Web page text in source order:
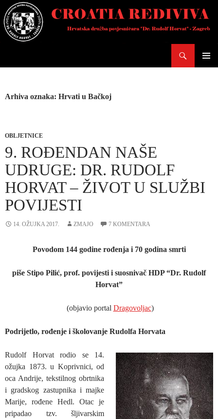
Skoči
do
sadržaja
Arhiva oznaka: Hrvati u Bačkoj
OBLJETNICE
9. ROĐENDAN NAŠE
UDRUGE: DR. RUDOLF
HORVAT – ŽIVOT U SLUŽBI
POVIJESTI
14. OŽUJKA 2017. ZMAJO 7 KOMENTARA
Povodom 144 godine rođenja i 70 godina smrti
piše Stipo Pilić, prof. povijesti i suosnivač HDP “Dr. Rudolf
Horvat”
(objavio portal Dragovoljac)
Podrijetlo, rođenje i školovanje Rudolfa Horvata
Rudolf Horvat rodio se 14.
ožujka 1873. u Koprivnici, od
oca Andrije, tekstilnog obrtnika
i gradskog zastupnika i majke
Marije, rođene Hedl. Otac je
pripadao tzv. šljivarskim